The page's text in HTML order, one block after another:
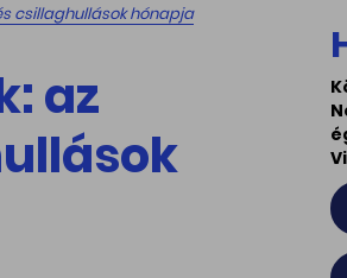
csillaghullások hónapja
az